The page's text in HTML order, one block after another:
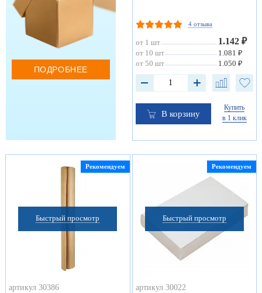
ПОДРОБНЕЕ
4 отзыва
от 1 шт 1.142 ₽
от 10 шт
1.081 ₽
от 50 шт
1.050 ₽
В корзину
Купить
в 1 клик
Быстрый просмотр
Рекомендуем
артикул 30386
Быстрый просмотр
Рекомендуем
артикул 30022